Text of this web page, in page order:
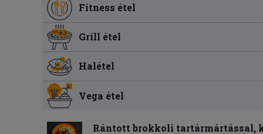
Fitness étel
Grill étel
Halétel
Vega étel
Rántott brokkoli tartármártással,